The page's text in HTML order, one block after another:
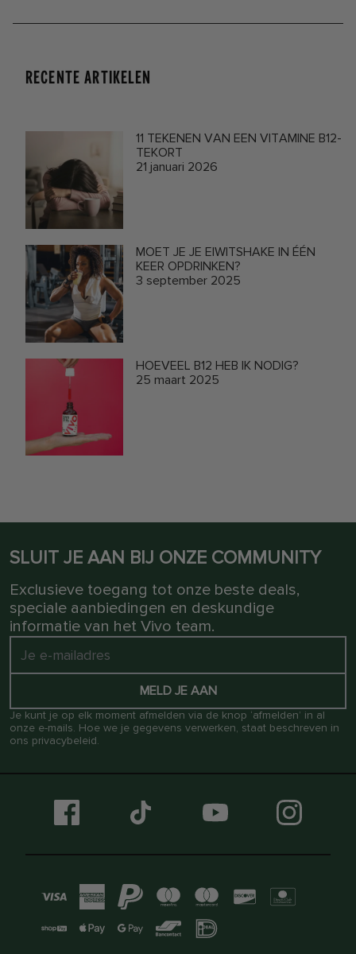
RECENTE ARTIKELEN
11 TEKENEN VAN EEN VITAMINE B12-
TEKORT
21 januari 2026
MOET JE JE EIWITSHAKE IN ÉÉN
KEER OPDRINKEN?
3 september 2025
HOEVEEL B12 HEB IK NODIG?
25 maart 2025
SLUIT JE AAN BIJ ONZE COMMUNITY
Exclusieve toegang tot onze beste deals,
speciale aanbiedingen en deskundige
informatie van het Vivo team.
MELD JE AAN
Je kunt je op elk moment afmelden via de knop ‘afmelden’ in al
onze e-mails. Hoe we je gegevens verwerken, staat beschreven in
ons privacybeleid.